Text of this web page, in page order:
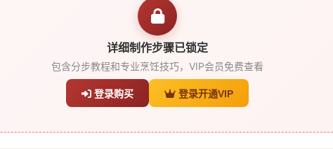
详细制作步骤已锁定
包含分步教程和专业烹饪技巧，VIP会员免费查看
登录购买 登录开通VIP